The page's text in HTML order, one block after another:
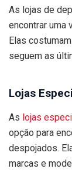
As lojas de
encontrar uma
Elas
seguem as
Lojas
As lojas
opção para
despojados.
marcas e